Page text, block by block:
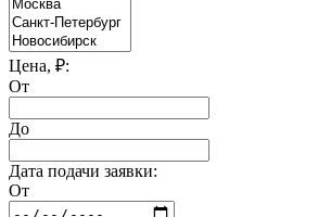
Цена, ₽:
От
До
Дата подачи заявки:
От